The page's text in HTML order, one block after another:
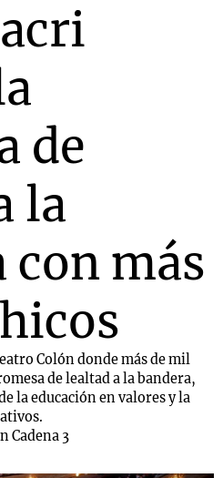
de
la
con más
Colón donde más de mil
de lealtad a la bandera,
la educación en valores y la
Cadena 3